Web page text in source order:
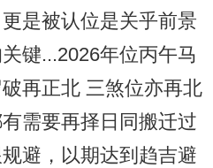
是被认位是关乎前景
键...2026年位丙午马
再正北 三煞位亦再北
需要再择日同搬迁过
避，以期达到趋吉避